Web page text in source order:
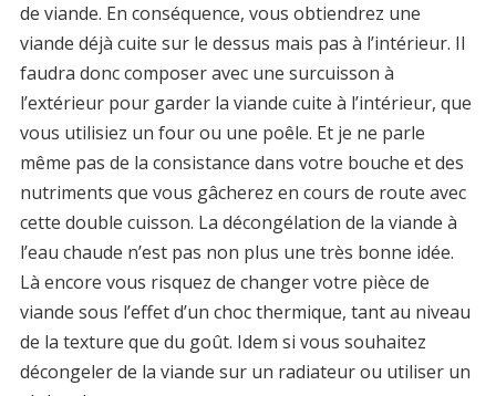
de viande. En conséquence, vous obtiendrez une
viande déjà cuite sur le dessus mais pas à l’intérieur. Il
faudra donc composer avec une surcuisson à
l’extérieur pour garder la viande cuite à l’intérieur, que
vous utilisiez un four ou une poêle. Et je ne parle
même pas de la consistance dans votre bouche et des
nutriments que vous gâcherez en cours de route avec
cette double cuisson. La décongélation de la viande à
l’eau chaude n’est pas non plus une très bonne idée.
Là encore vous risquez de changer votre pièce de
viande sous l’effet d’un choc thermique, tant au niveau
de la texture que du goût. Idem si vous souhaitez
décongeler de la viande sur un radiateur ou utiliser un